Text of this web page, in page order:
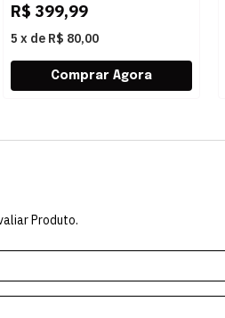
R$ 399,99
5 x de R$ 80,00
Produto.